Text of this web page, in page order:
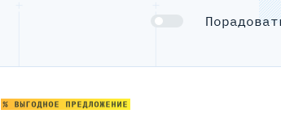
% ВЫГОДНОЕ ПРЕДЛОЖЕНИЕ